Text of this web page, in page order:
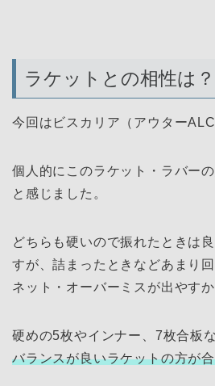
ラケットとの相性は？
今回はビスカリア（アウター
個人的にこのラケット・ラバー
と感じました。
どちらも硬いので振れたときは
すが、詰まったときなどあまり
ネット・オーバーミスが出やすか
硬めの5枚やインナー、7枚合板
バランスが良いラケットの方が